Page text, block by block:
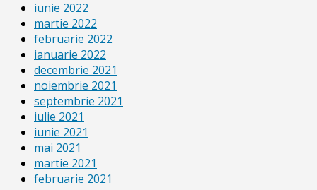
iunie 2022
martie 2022
februarie 2022
ianuarie 2022
decembrie 2021
noiembrie 2021
septembrie 2021
iulie 2021
iunie 2021
mai 2021
martie 2021
februarie 2021